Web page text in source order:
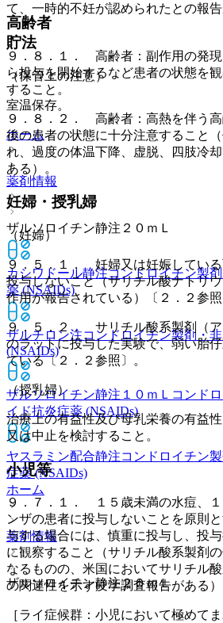
て、一時的不妊が認められたとの報告
貯法
（保管上の注意）
室温保存。
ホーム
薬剤情報
ザルソロイチン静注２０ｍＬ
カシワドール静注コンドロイチン製
薬 (NSAIDs)
ザルチロン注コンドロイチン製剤・
(NSAIDs)
ザルソロイチン静注１０ｍＬ コンド
イド抗炎症薬 (NSAIDs)
ヤスラミン配合静注コンドロイチン
症薬 (NSAIDs)
ホーム
薬剤情報
ザルソロイチン静注２０ｍＬ
高齢者
９．８．１． 高齢者：副作用の発
ら投与を開始するなど患者の状態を
すること。
９．８．２． 高齢者：高熱を伴う
後の患者の状態に十分注意すること
れ、過度の体温下降、虚脱、四肢冷
ある）。
妊婦・授乳婦
（妊婦）
９．５．１． 妊婦又は妊娠してい
投与しないこと（サリチル酸ナトリ
作用が報告されている）〔２．２参照
９．５．２． サリチル酸系製剤（
のラットに投与した実験で、弱い胎
ている〔２．２参照〕。
（授乳婦）
治療上の有益性及び母乳栄養の有益
又は中止を検討すること。
小児等
９．７．１． １５歳未満の水痘、
ンザの患者に投与しないことを原則
与する場合には、慎重に投与し、投
に観察すること（サリチル酸系製剤
なるものの、米国においてサリチル
の関連性を示す疫学調査報告がある）
［ライ症候群：小児において極めて